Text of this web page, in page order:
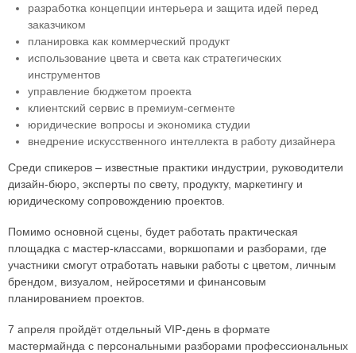
разработка концепции интерьера и защита идей перед
заказчиком
планировка как коммерческий продукт
использование цвета и света как стратегических
инструментов
управление бюджетом проекта
клиентский сервис в премиум-сегменте
юридические вопросы и экономика студии
внедрение искусственного интеллекта в работу дизайнера
Среди спикеров – известные практики индустрии, руководители
дизайн-бюро, эксперты по свету, продукту, маркетингу и
юридическому сопровождению проектов.
Помимо основной сцены, будет работать практическая
площадка с мастер-классами, воркшопами и разборами, где
участники смогут отработать навыки работы с цветом, личным
брендом, визуалом, нейросетями и финансовым
планированием проектов.
7 апреля пройдёт отдельный VIP-день в формате
мастермайнда с персональными разборами профессиональных